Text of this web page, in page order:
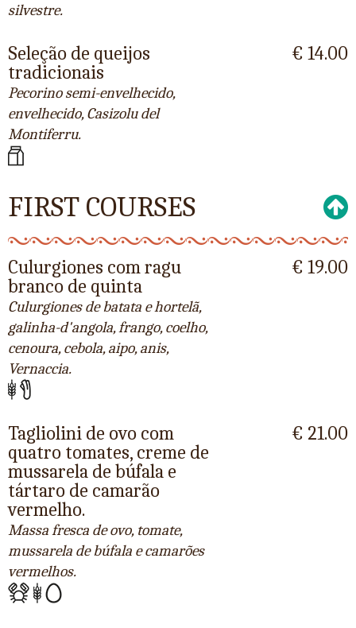
silvestre.
Seleção de queijos
tradicionais
Pecorino semi-envelhecido,
envelhecido, Casizolu del
Montiferru.
€ 14.00
FIRST COURSES
Culurgiones com ragu
branco de quinta
Culurgiones de batata e hortelã,
galinha-d'angola, frango, coelho,
cenoura, cebola, aipo, anis,
Vernaccia.
€ 19.00
Tagliolini de ovo com
quatro tomates, creme de
mussarela de búfala e
tártaro de camarão
vermelho.
Massa fresca de ovo, tomate,
mussarela de búfala e camarões
vermelhos.
€ 21.00